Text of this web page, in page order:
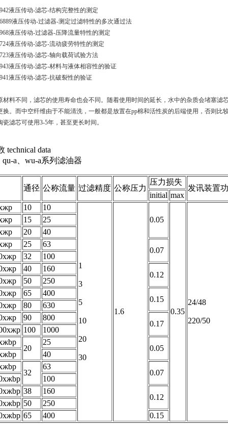
液压传动-滤芯-结构完整性的测定
液压传动-过滤器-测定过滤特性的多次通过法
液压传动-过滤器-压降流量特性的测定
液压传动-滤芯-流动疲劳特性的测定
液压传动-滤芯-轴向载荷试验方法
液压传动-滤芯-材料与液体相容性的验证
液压传动-滤芯-抗破裂性的验证
材料不同，滤芯的使用寿命也会不同。随着使用时间的延长，水中的杂质会堵塞滤
换。而中空纤维由于不能清洗，一般都是放置在pp棉和活性炭的后端使用，否则比
瓷滤芯可使用3-5年，甚至更长时间。
technical data
qu-a、wu-a系列滤油器
通径 公称流量 过滤精度 公称压力
压力损失
发讯装置
initial max
10 10
1
3
5
10
20
30
1.6
0.05
0.35
24/48
220/50
15
25
20
40
25 63
0.07
32
100
40 160
0.12
50
250
65 400
0.15
80
630
90 800
0.17
100
1000
20
25
0.05
40
32
63
0.07
100
38 160
0.12
50
250
65 400 0.15